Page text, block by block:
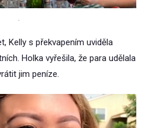
.
Kelly s překvapením uviděla
Holka vyřešila, že para udělala
jim peníze.